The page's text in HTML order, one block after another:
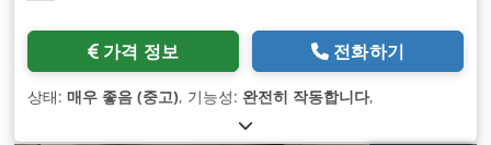
가격 정보 전화하기
상태: 매우 좋음 (중고), 기능성: 완전히 작동합니다,